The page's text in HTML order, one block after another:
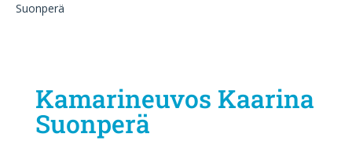
Suonperä
Kamarineuvos Kaarina
Suonperä